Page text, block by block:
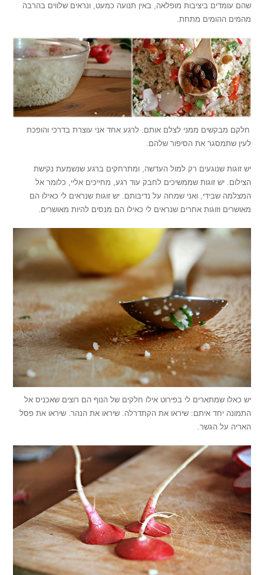
שהם עומדים ביציבות מופלאה, באין תנועה כמעט, ונראים שלווים בהרבה
מהמים ההומים מתחת.
חלקם מבקשים ממני לצלם אותם. לרגע אחד אני עוצרת בדרכי והופכת
לעין שתמסגר את הסיפור שלהם.
יש זוגות שנוגעים רק למול העדשה, ומתרחקים ברגע שנשמעת נקישת
הצילום. יש זוגות שממשיכים לחבק עוד רגע, מחייכים אליי, כלומר אל
המצלמה שבידי, ואני שמחה על נדיבותם. יש זוגות שנראים לי כאילו הם
מאושרים וזוגות אחרים שנראים לי כאילו הם מנסים להיות מאושרים.
יש כאלו שמתארים לי בפירוט אילו חלקים של הנוף הם רוצים שאכניס אל
התמונה יחד איתם: שיראו את הקתדרלה. שיראו את הנהר. שיראו את פסל
האריה על הגשר.